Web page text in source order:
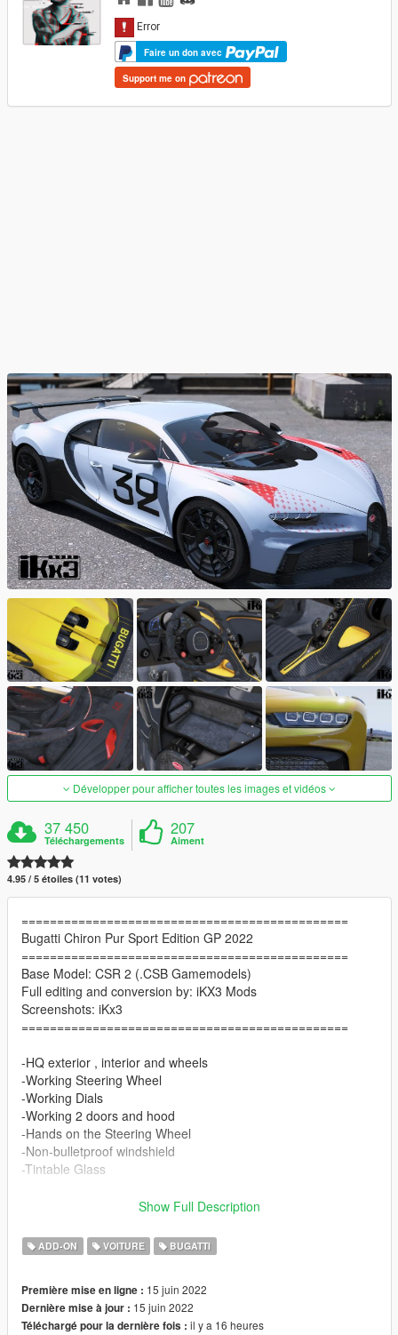
Faire un don avec
Support me on
Développer pour afficher toutes les images et vidéos
37 450
Téléchargements
207
Aiment
4.95 / 5 étoiles (11 votes)
==============================================
Bugatti Chiron Pur Sport Edition GP 2022
==============================================
Base Model: CSR 2 (.CSB Gamemodels)
Full editing and conversion by: iKX3 Mods
Screenshots: iKx3
==============================================
-HQ exterior , interior and wheels
-Working Steering Wheel
-Working Dials
-Working 2 doors and hood
-Hands on the Steering Wheel
-Non-bulletproof windshield
-Tintable Glass
-Color1: Body
-Color2: Logo interior
-Color6: Interior
-Color7: Stitch
Show Full Description
ADD-ON VOITURE BUGATTI
Première mise en ligne : 15 juin 2022
Dernière mise à jour : 15 juin 2022
Téléchargé pour la dernière fois : il y a 16 heures